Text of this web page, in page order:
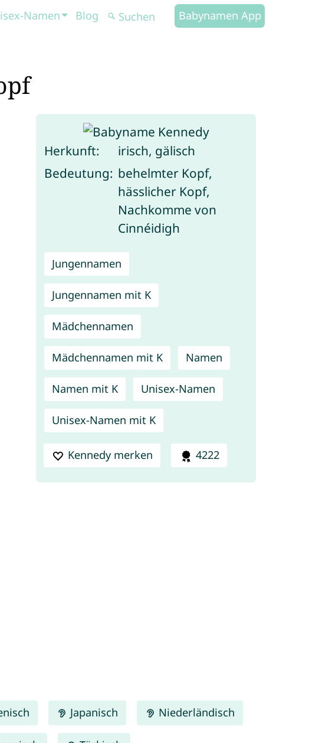
Namen Blog Babynamen App
Herkunft:
irisch, gälisch
Bedeutung: behelmter Kopf,
hässlicher Kopf,
Nachkomme von
Cinnéidigh
Jungennamen
Jungennamen mit K
Mädchennamen
Mädchennamen mit K Namen
Namen mit K Unisex-Namen
Unisex-Namen mit K
Kennedy merken 4222
Japanisch Niederländisch